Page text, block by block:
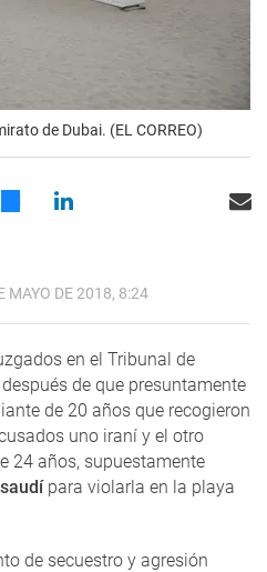
de Dubai. (EL CORREO)
MAYO DE 2018, 8:24
en el Tribunal de
de que presuntamente
de 20 años que recogieron
uno iraní y el otro
24 años, supuestamente
para violarla en la playa
de secuestro y agresión